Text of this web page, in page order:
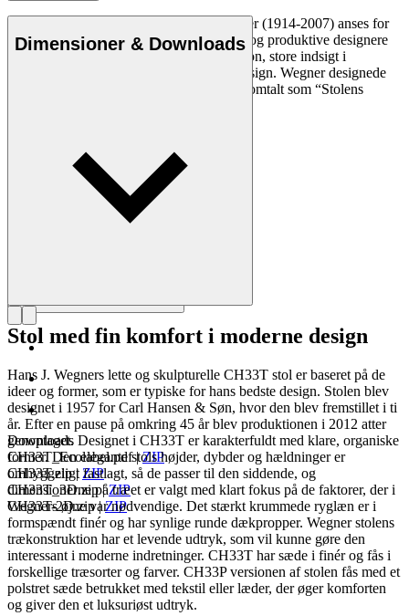
Den danske møbeldesigner Hans J. Wegner (1914-2007) anses for
at være en af de mest kreative, innovative og produktive designere
nogensinde. Han var kendt for sin præcision, store indsigt i
håndværk og kompromisløse tilgang til design. Wegner designede
næsten 500 stole i sin levetid og blev ofte omtalt som “Stolens
Dimensioner & Downloads
Downloads
CH33T_Ecolabel.pdf|ZIP
CH33T.zip| ZIP
CH33T_3D.zip|ZIP
CH33T-2D.zip|ZIP
Stol med fin komfort i moderne design
Hans J. Wegners lette og skulpturelle CH33T stol er baseret på de
ideer og former, som er typiske for hans bedste design. Stolen blev
designet i 1957 for Carl Hansen & Søn, hvor den blev fremstillet i ti
år. Efter en pause på omkring 45 år blev produktionen i 2012 atter
genoptaget. Designet i CH33T er karakterfuldt med klare, organiske
former. Den elegante stols højder, dybder og hældninger er
omhyggeligt fastlagt, så de passer til den siddende, og
dimensionerne på træet er valgt med klart fokus på de faktorer, der i
Wegners øjne var nødvendige. Det stærkt krummede ryglæn er i
formspændt finér og har synlige runde dækpropper. Wegner stolens
trækonstruktion har et levende udtryk, som vil kunne gøre den
interessant i moderne indretninger. CH33T har sæde i finér og fås i
forskellige træsorter og farver. CH33P versionen af stolen fås med et
polstret sæde betrukket med tekstil eller læder, der øger komforten
og giver den et luksuriøst udtryk.